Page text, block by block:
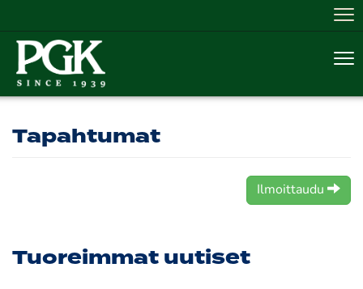
Tapahtumat
Ilmoittaudu
Tuoreimmat uutiset